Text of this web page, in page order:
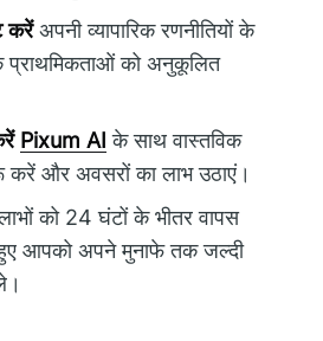
करेंअपनी व्यापारिक रणनीतियों के
प्राथमिकताओं को अनुकूलित
Pixum AI के साथ वास्तविक
करें और अवसरों का लाभ उठाएं।
को 24 घंटों के भीतर वापस
आपको अपने मुनाफे तक जल्दी